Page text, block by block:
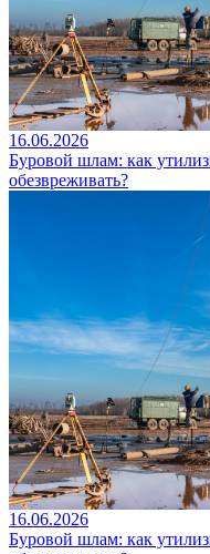
16.06.2026
Буровой шлам: как
обезвреживать?
16.06.2026
Буровой шлам: как